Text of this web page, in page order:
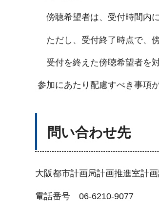
傍聴希望者は、受付時間内に
ただし、受付終了時点で、
受付を終えた傍聴希望者を
参加にあたり配慮すべき事項
問い合わせ先
大阪都市計画局計画推進室計
電話番号 06-6210-9077